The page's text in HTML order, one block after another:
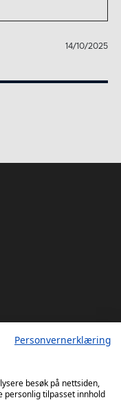
14/10/2025
Personvernerklæring
besøk på nettsiden,
personlig tilpasset innhold